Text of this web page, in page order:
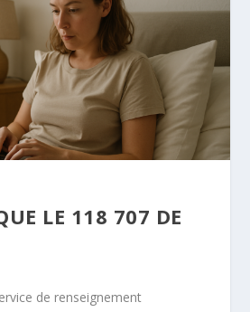
LE 118 707 DE
de renseignement